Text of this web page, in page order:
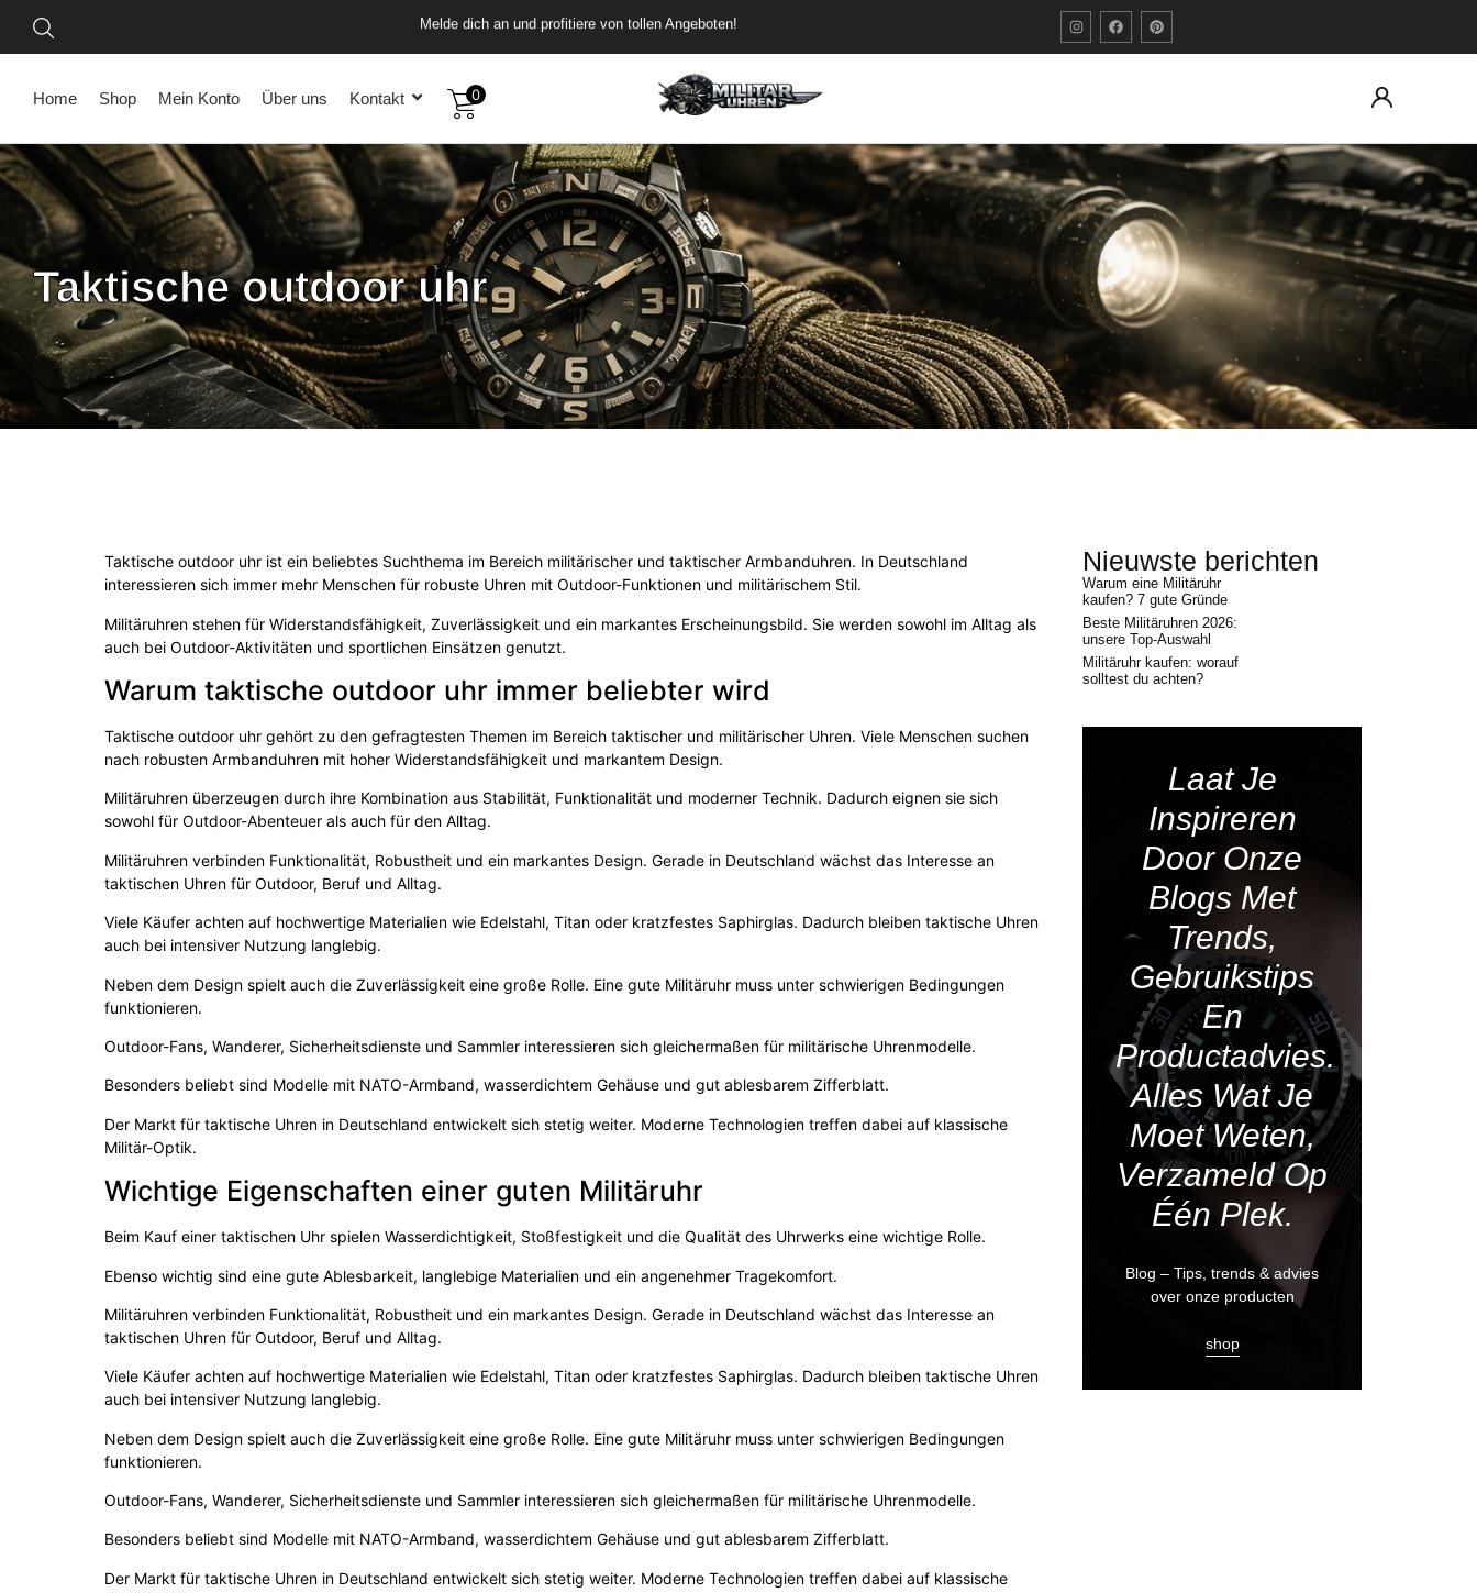
Vorübergehend versandkostenfrei
Home Shop Mein Konto Über uns Kontakt 0
Taktische outdoor uhr
Taktische outdoor uhr ist ein beliebtes Suchthema im Bereich militärischer und taktischer Armbanduhren. In Deutschland
interessieren sich immer mehr Menschen für robuste Uhren mit Outdoor-Funktionen und militärischem Stil.
Militäruhren stehen für Widerstandsfähigkeit, Zuverlässigkeit und ein markantes Erscheinungsbild. Sie werden sowohl im Alltag als
auch bei Outdoor-Aktivitäten und sportlichen Einsätzen genutzt.
Warum taktische outdoor uhr immer beliebter wird
Taktische outdoor uhr gehört zu den gefragtesten Themen im Bereich taktischer und militärischer Uhren. Viele Menschen suchen
nach robusten Armbanduhren mit hoher Widerstandsfähigkeit und markantem Design.
Militäruhren überzeugen durch ihre Kombination aus Stabilität, Funktionalität und moderner Technik. Dadurch eignen sie sich
sowohl für Outdoor-Abenteuer als auch für den Alltag.
Militäruhren verbinden Funktionalität, Robustheit und ein markantes Design. Gerade in Deutschland wächst das Interesse an
taktischen Uhren für Outdoor, Beruf und Alltag.
Viele Käufer achten auf hochwertige Materialien wie Edelstahl, Titan oder kratzfestes Saphirglas. Dadurch bleiben taktische Uhren
auch bei intensiver Nutzung langlebig.
Neben dem Design spielt auch die Zuverlässigkeit eine große Rolle. Eine gute Militäruhr muss unter schwierigen Bedingungen
funktionieren.
Outdoor-Fans, Wanderer, Sicherheitsdienste und Sammler interessieren sich gleichermaßen für militärische Uhrenmodelle.
Besonders beliebt sind Modelle mit NATO-Armband, wasserdichtem Gehäuse und gut ablesbarem Zifferblatt.
Der Markt für taktische Uhren in Deutschland entwickelt sich stetig weiter. Moderne Technologien treffen dabei auf klassische
Militär-Optik.
Wichtige Eigenschaften einer guten Militäruhr
Beim Kauf einer taktischen Uhr spielen Wasserdichtigkeit, Stoßfestigkeit und die Qualität des Uhrwerks eine wichtige Rolle.
Ebenso wichtig sind eine gute Ablesbarkeit, langlebige Materialien und ein angenehmer Tragekomfort.
Militäruhren verbinden Funktionalität, Robustheit und ein markantes Design. Gerade in Deutschland wächst das Interesse an
taktischen Uhren für Outdoor, Beruf und Alltag.
Viele Käufer achten auf hochwertige Materialien wie Edelstahl, Titan oder kratzfestes Saphirglas. Dadurch bleiben taktische Uhren
auch bei intensiver Nutzung langlebig.
Neben dem Design spielt auch die Zuverlässigkeit eine große Rolle. Eine gute Militäruhr muss unter schwierigen Bedingungen
funktionieren.
Outdoor-Fans, Wanderer, Sicherheitsdienste und Sammler interessieren sich gleichermaßen für militärische Uhrenmodelle.
Besonders beliebt sind Modelle mit NATO-Armband, wasserdichtem Gehäuse und gut ablesbarem Zifferblatt.
Der Markt für taktische Uhren in Deutschland entwickelt sich stetig weiter. Moderne Technologien treffen dabei auf klassische
Nieuwste berichten
Warum eine Militäruhr
kaufen? 7 gute Gründe
Beste Militäruhren 2026:
unsere Top-Auswahl
Militäruhr kaufen: worauf
solltest du achten?
Laat Je
Inspireren
Door Onze
Blogs Met
Trends,
Gebruikstips
En
Productadvies.
Alles Wat Je
Moet Weten,
Verzameld Op
Één Plek.
Blog – Tips, trends & advies
over onze producten
shop